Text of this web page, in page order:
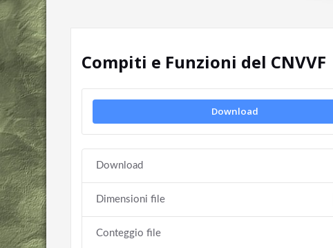
Compiti e Funzioni del CNVVF
Download
Download
Dimensioni file
Conteggio file